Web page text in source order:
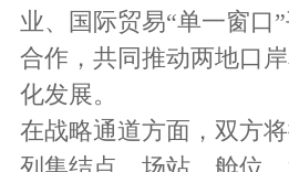
业、国际贸易“单一窗口
合作，共同推动两地口
化发展。
在战略通道方面，双方